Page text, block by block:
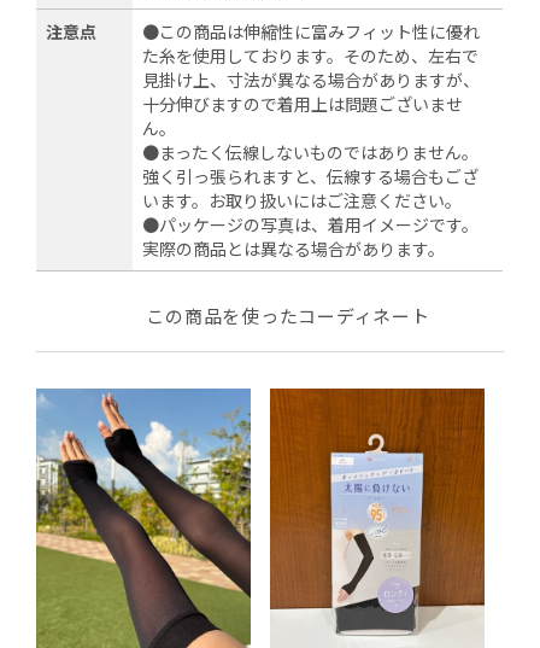
注意点
●この商品は伸縮性に富みフィット性に優れ
た糸を使用しております。そのため、左右で
見掛け上、寸法が異なる場合がありますが、
十分伸びますので着用上は問題ございませ
ん。
●まったく伝線しないものではありません。
強く引っ張られますと、伝線する場合もござ
います。お取り扱いにはご注意ください。
●パッケージの写真は、着用イメージです。
実際の商品とは異なる場合があります。
この商品を使ったコーディネート